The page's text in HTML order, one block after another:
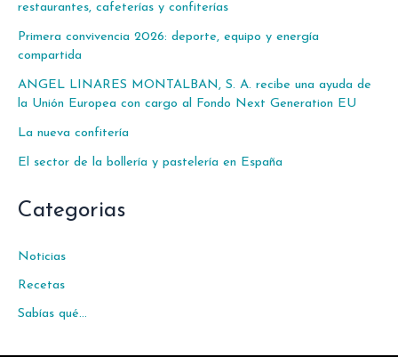
restaurantes, cafeterías y confiterías
Primera convivencia 2026: deporte, equipo y energía
compartida
ANGEL LINARES MONTALBAN, S. A. recibe una ayuda de
la Unión Europea con cargo al Fondo Next Generation EU
La nueva confitería
El sector de la bollería y pastelería en España
Categorias
Noticias
Recetas
Sabías qué…